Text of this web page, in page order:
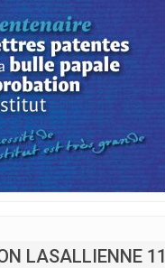
LASALLIENNE 11